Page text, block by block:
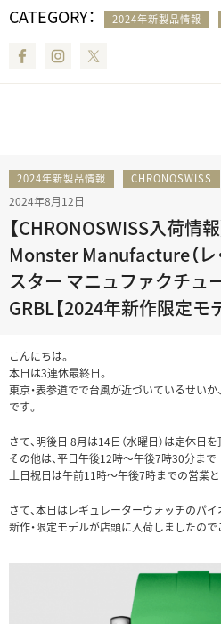
CATEGORY： 2024年新製品情報
FacebookInstagram
2024年新製品情報 CHRONOSWISS
2024年8月12日
【CHRONOSWISS入荷情
Monster Manufacture（レ
スター マニュファクチュ
GRBL【2024年新作限定モ
こんにちは。
本日は3連休最終日。
東京・表参道でで台風が近づいているせい
です。
さて、明後日 8月は14日（水曜日）は定休日
その他は、平日午後12時～午後7時30分まで
土日祝日は午前11時～午後7時までの営業と
さて、本日はレギュレーターウォッチのパ
新作・限定モデルが店頭に入荷しましたので